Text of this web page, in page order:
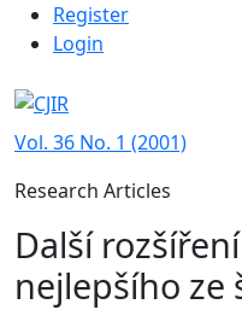
Skip to main navigation
Skip to main content
Skip to site footer
Admin menu
Register
Login
Vol. 36 No. 1 (2001)
Research Articles
Další
nejlepšího ze